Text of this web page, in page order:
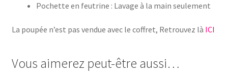
Pochette en feutrine : Lavage à la main seulement
La poupée n’est pas vendue avec le coffret, Retrouvez là ICI
Vous aimerez peut-être aussi…